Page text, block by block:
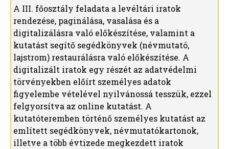
A III. főosztály feladata a levéltári iratok
rendezése, paginálása, vasalása és a
digitalizálásra való előkészítése, valamint a
kutatást segítő segédkönyvek (névmutató,
lajstrom) restaurálásra való előkészítése. A
digitalizált iratok egy részét az adatvédelmi
törvényekben előírt személyes adatok
figyelembe vételével nyilvánossá tesszük, ezzel
felgyorsítva az online kutatást. A
kutatóteremben történő személyes kutatást az
említett segédkönyvek, névmutatókartonok,
illetve a több évtizede megkezdett iratok